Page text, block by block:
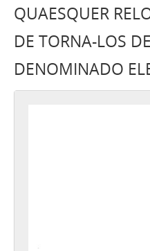
QUAESQUER
DE TORNA-LOS
DENOMINADO